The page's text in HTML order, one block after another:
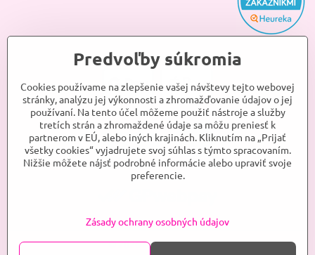
©2026ANJELKA, s.r.o.
Predvoľby súkromia
Cookies používame na zlepšenie vašej návštevy tejto webovej
stránky, analýzu jej výkonnosti a zhromažďovanie údajov o jej
používaní. Na tento účel môžeme použiť nástroje a služby
tretích strán a zhromaždené údaje sa môžu preniesť k
partnerom v EÚ, alebo iných krajinách. Kliknutím na „Prijať
všetky cookies“ vyjadrujete svoj súhlas s týmto spracovaním.
Nižšie môžete nájsť podrobné informácie alebo upraviť svoje
preferencie.
Zásady ochrany osobných údajov